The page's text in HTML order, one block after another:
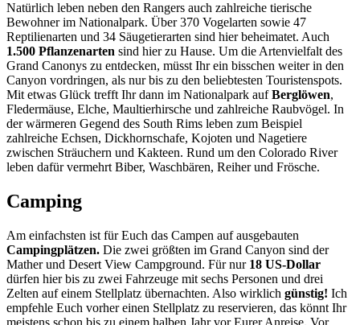
Natürlich leben neben den Rangers auch zahlreiche tierische
Bewohner im Nationalpark. Über 370 Vogelarten sowie 47
Reptilienarten und 34 Säugetierarten sind hier beheimatet. Auch
1.500 Pflanzenarten sind hier zu Hause. Um die Artenvielfalt des
Grand Canonys zu entdecken, müsst Ihr ein bisschen weiter in den
Canyon vordringen, als nur bis zu den beliebtesten Touristenspots.
Mit etwas Glück trefft Ihr dann im Nationalpark aufBerglöwen,
Fledermäuse, Elche, Maultierhirsche und zahlreiche Raubvögel. In
der wärmeren Gegend des South Rims leben zum Beispiel
zahlreiche Echsen, Dickhornschafe, Kojoten und Nagetiere
zwischen Sträuchern und Kakteen. Rund um den Colorado River
leben dafür vermehrt Biber, Waschbären, Reiher und Frösche.
Camping
Am einfachsten ist für Euch das Campen auf ausgebauten
Campingplätzen. Die zwei größten im Grand Canyon sind der
Mather und Desert View Campground. Für nur18 US-Dollar
dürfen hier bis zu zwei Fahrzeuge mit sechs Personen und drei
Zelten auf einem Stellplatz übernachten. Also wirklich günstig! Ich
empfehle Euch vorher einen Stellplatz zu reservieren, das könnt Ihr